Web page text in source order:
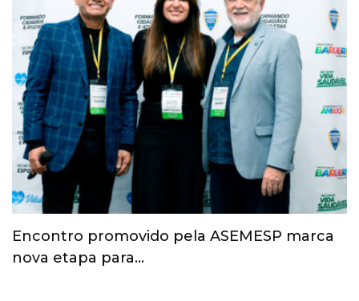
Esporte ganha espaço na agenda
econômica e mobiliza…